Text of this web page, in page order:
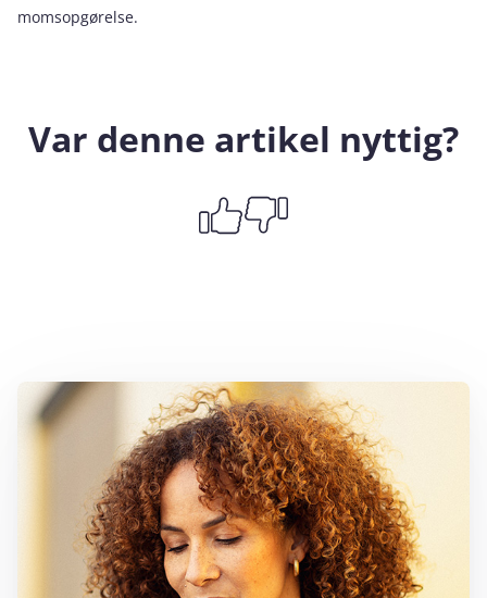
momsopgørelse.
Var denne artikel nyttig?